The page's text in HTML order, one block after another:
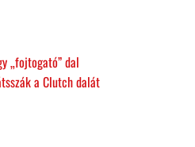
„fojtogató” dal
a Clutch dalát